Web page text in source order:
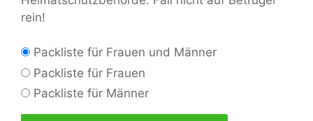
rein!
Packliste für Frauen und Männer
Packliste für Frauen
Packliste für Männer